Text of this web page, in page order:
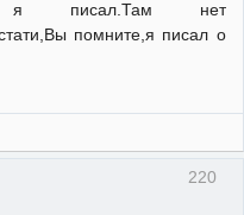
я писал.Там нет
помните,я писал о
220